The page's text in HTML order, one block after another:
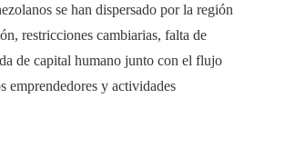
se han dispersado por la región
restricciones cambiarias, falta de
de capital humano junto con el flujo
emprendedores y actividades